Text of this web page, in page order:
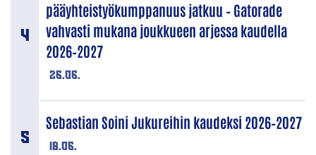
26.06.
pääyhteistyökumppanuus jatkuu – Gatorade
vahvasti mukana joukkueen arjessa kaudella
2026–2027
18.06.
Sebastian Soini Jukureihin kaudeksi 2026–2027